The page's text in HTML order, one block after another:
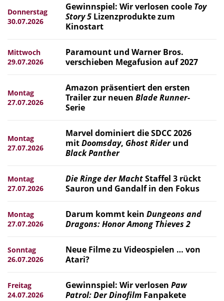
Donnerstag
30.07.2026
Gewinnspiel: Wir verlosen coole Toy
Story 5 Lizenzprodukte zum
Kinostart
Mittwoch
29.07.2026
Paramount und Warner Bros.
verschieben Megafusion auf 2027
Montag
27.07.2026
Amazon präsentiert den ersten
Trailer zur neuen Blade Runner-
Serie
Montag
27.07.2026
Marvel dominiert die SDCC 2026
mitDoomsday, Ghost Riderund
Black Panther
Montag
27.07.2026
Die Ringe der MachtStaffel 3 rückt
Sauron und Gandalf in den Fokus
Montag
27.07.2026
Darum kommt kein Dungeons and
Dragons: Honor Among Thieves 2
Sonntag
26.07.2026
Neue Filme zu Videospielen … von
Atari?
Freitag
24.07.2026
Gewinnspiel: Wir verlosen Paw
Patrol: Der Dinofilm Fanpakete